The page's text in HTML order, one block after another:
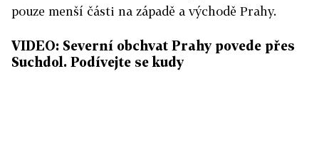
pouze menší části na západě a východě Prahy.
VIDEO: Severní obchvat Prahy povede přes
Suchdol. Podívejte se kudy